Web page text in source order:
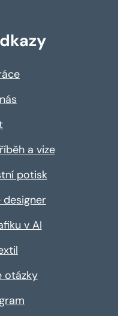
a vize
potisk
designer
v AI
otázky